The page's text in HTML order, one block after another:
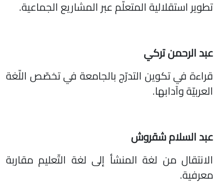
تطوير استقلالية المتعلّم عبر المشاريع الجماعية.
عبد الرحمن تركي
قراءة في تكوين التدرّج بالجامعة في تخصّص اللّغة
العربيّة وآدابها.
عبد السلام شقروش
الانتقال من لغة المنشأ إلى لغة التّعليم مقاربة
معرفية.